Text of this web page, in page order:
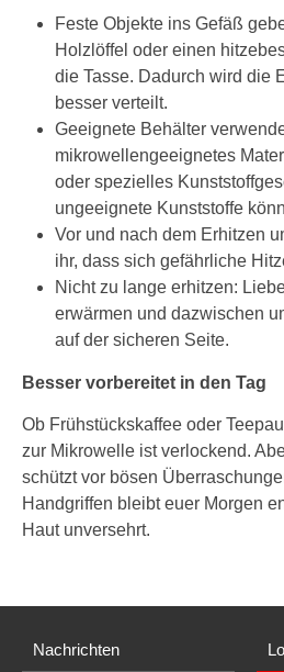
Feste Objekte ins Gefäß
Holzlöffel oder einen
die Tasse. Dadurch wird die
besser verteilt.
Geeignete Behälter
mikrowellengeeignetes
oder spezielles
ungeeignete Kunststoffe
Vor und nach dem Erhitzen
ihr, dass sich gefährliche
Nicht zu lange erhitzen:
erwärmen und dazwischen
auf der sicheren Seite.
Besser vorbereitet in den Tag
Ob Frühstückskaffee oder
zur Mikrowelle ist verlockend.
schützt vor bösen
Handgriffen bleibt euer Morgen
Haut unversehrt.
Nachrichten